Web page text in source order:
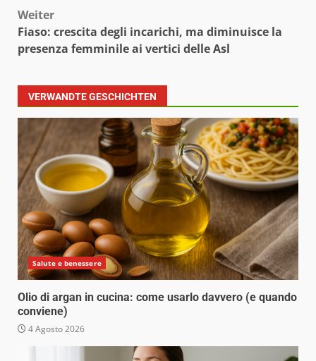
Weiter
Fiaso: crescita degli incarichi, ma diminuisce la
presenza femminile ai vertici delle Asl
VERWANDTE GESCHICHTEN
Salute e benessere
Olio di argan in cucina: come usarlo davvero (e quando
conviene)
4 Agosto 2026